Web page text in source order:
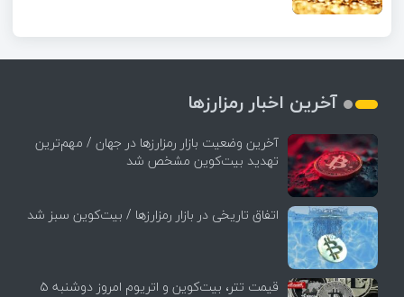
آخرین اخبار رمزارزها
آخرین وضعیت بازار رمزارزها در جهان / مهم‌ترین
تهدید بیت‌کوین مشخص شد
اتفاق تاریخی در بازار رمزارزها / بیت‌کوین سبز شد
قیمت تتر، بیت‌کوین و اتریوم امروز دوشنبه ۵